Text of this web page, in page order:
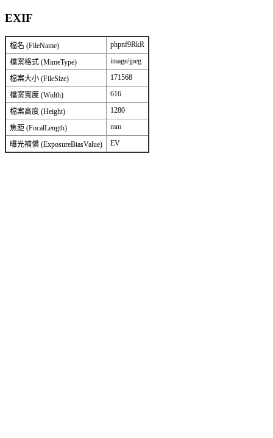
EXIF
檔名 (FileName) phpnf9RkR
檔案格式 (MimeType) image/jpeg
檔案大小 (FileSize) 171568
檔案寬度 (Width) 616
檔案高度 (Height) 1280
焦距 (FocalLength) mm
曝光補償 (ExposureBiasValue) EV